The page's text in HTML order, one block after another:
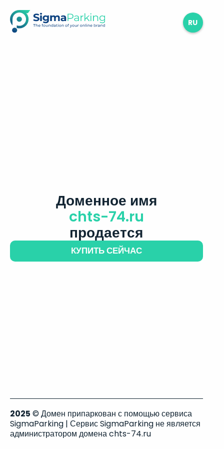
RU
Доменное имя
chts-74.ru
продается
КУПИТЬ СЕЙЧАС
2025 © Домен припаркован с помощью сервиса
SigmaParking | Сервис SigmaParking не является
администратором домена chts-74.ru